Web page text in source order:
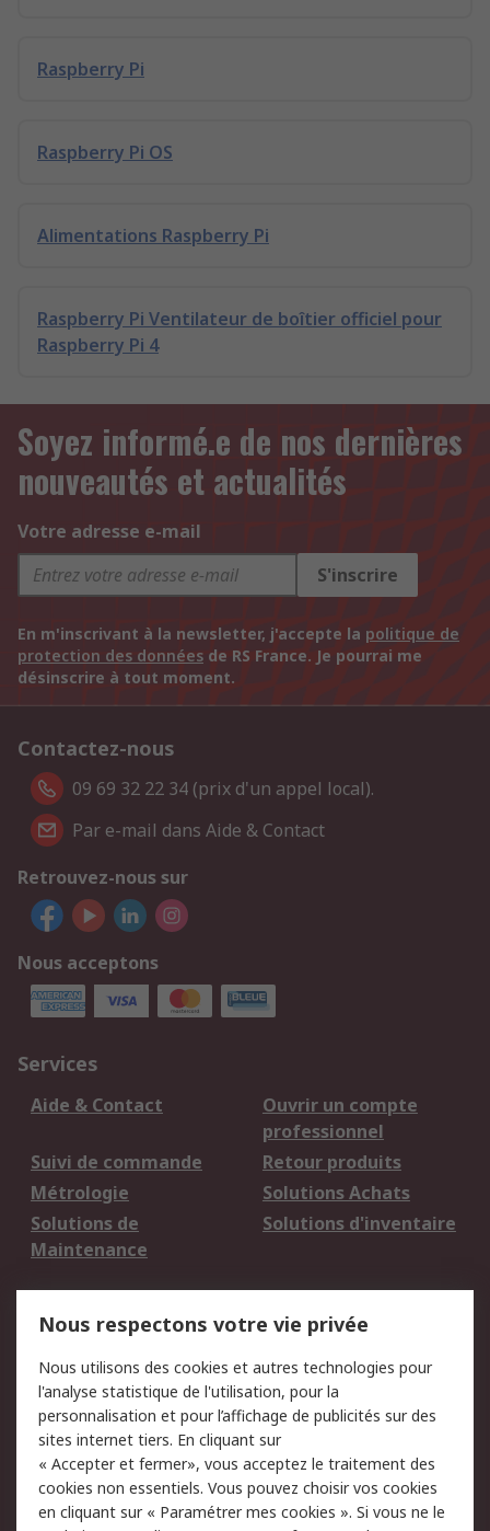
Raspberry Pi
Raspberry Pi OS
Alimentations Raspberry Pi
Raspberry Pi Ventilateur de boîtier officiel pour
Raspberry Pi 4
Soyez informé.e de nos dernières
nouveautés et actualités
Votre adresse e-mail
S'inscrire
En m'inscrivant à la newsletter, j'accepte la politique de
protection des données de RS France. Je pourrai me
désinscrire à tout moment.
Contactez-nous
09 69 32 22 34 (prix d'un appel local).
Par e-mail dans Aide & Contact
Retrouvez-nous sur
Nous acceptons
Services
Aide & Contact
Ouvrir un compte
professionnel
Suivi de commande
Retour produits
Métrologie
Solutions Achats
Solutions de
Maintenance
Solutions d'inventaire
du site
Politique de protection
des données - Mise à
jour
Sécurité des E-mails
Conditions générales
de vente
Politique anti-
corruption
Nous respectons votre vie privée
Nous utilisons des cookies et autres technologies pour
l'analyse statistique de l'utilisation, pour la
personnalisation et pour l’affichage de publicités sur des
sites internet tiers. En cliquant sur
« Accepter et fermer», vous acceptez le traitement des
cookies non essentiels. Vous pouvez choisir vos cookies
en cliquant sur « Paramétrer mes cookies ». Si vous ne le